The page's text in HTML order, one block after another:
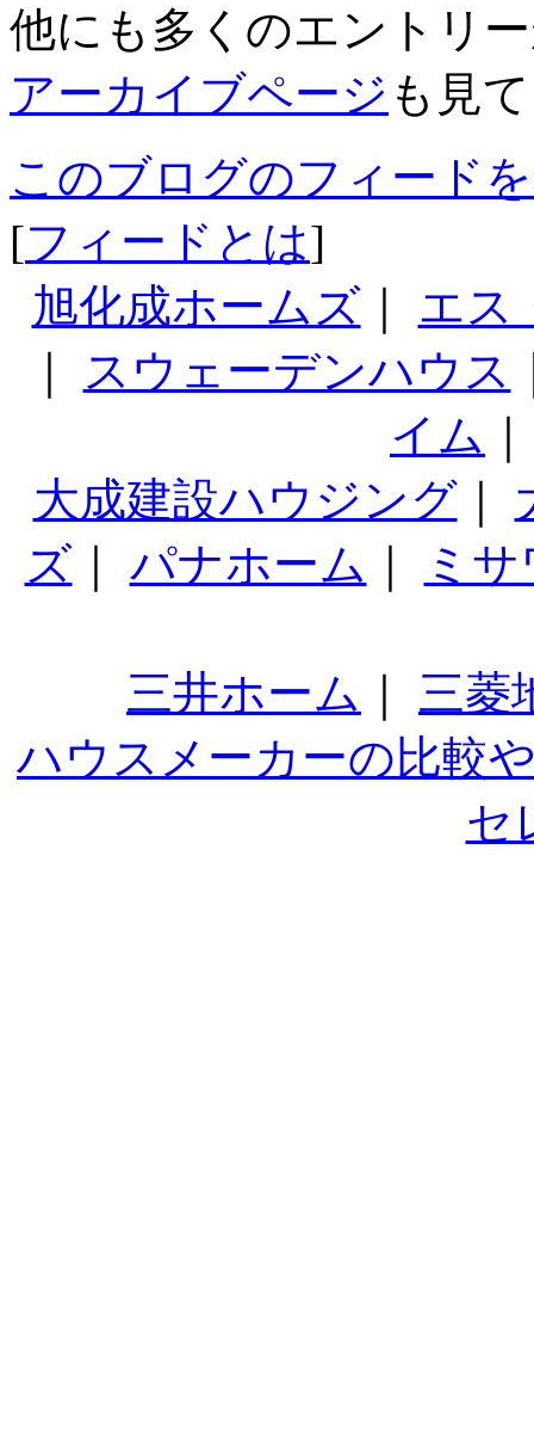
他にも多くのエントリ
アーカイブページ も見
このブログのフィード
[フィードとは]
旭化成ホームズ｜ エス
スウェーデンハウス
イム
大成建設ハウジング｜
ズ｜ パナホーム ミ
三井ホーム
三菱
ハウスメーカーの比較
セ